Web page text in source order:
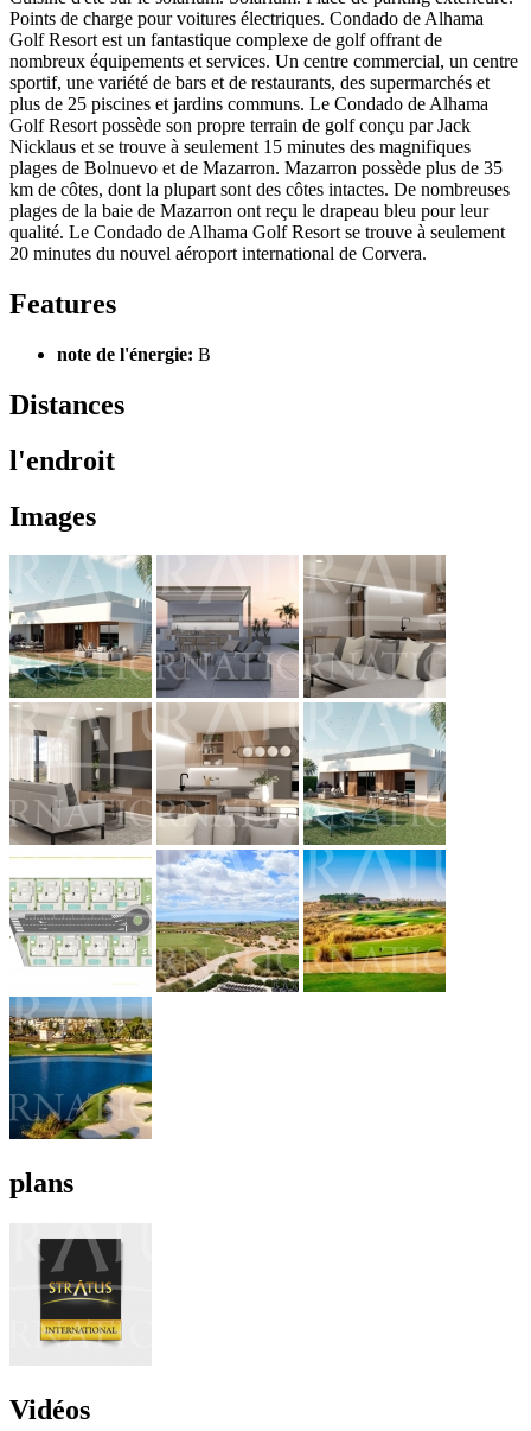
Points de charge pour voitures électriques. Condado de Alhama
Golf Resort est un fantastique complexe de golf offrant de
nombreux équipements et services. Un centre commercial, un centre
sportif, une variété de bars et de restaurants, des supermarchés et
plus de 25 piscines et jardins communs. Le Condado de Alhama
Golf Resort possède son propre terrain de golf conçu par Jack
Nicklaus et se trouve à seulement 15 minutes des magnifiques
plages de Bolnuevo et de Mazarron. Mazarron possède plus de 35
km de côtes, dont la plupart sont des côtes intactes. De nombreuses
plages de la baie de Mazarron ont reçu le drapeau bleu pour leur
qualité. Le Condado de Alhama Golf Resort se trouve à seulement
20 minutes du nouvel aéroport international de Corvera.
Features
note de l'énergie: B
Distances
l'endroit
Images
plans
Vidéos